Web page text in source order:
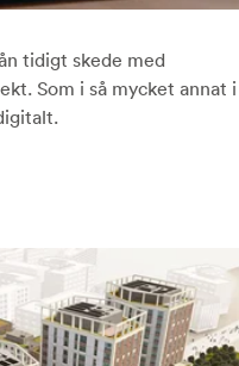
tidigt skede med
Som i så mycket annat i